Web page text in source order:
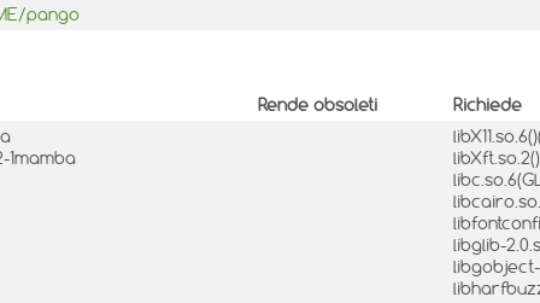
pango
Rende obsoleti
Richiede
1mamba
libglib-